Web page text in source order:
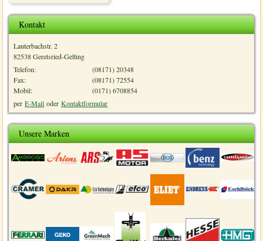
Kontakt
Lauterbachstr. 2
82538 Geretsried-Gelting
Telefon:
(08171) 20348
Fax:
(08171) 72554
Mobil:
(0171) 6708854
perE-Mail oderKontaktformular
Unsere Marken